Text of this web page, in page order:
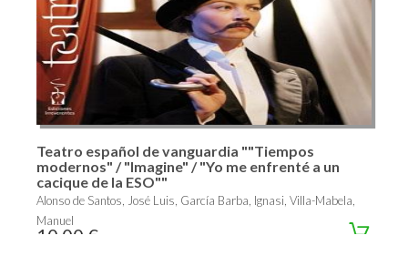
Teatro español de vanguardia ""Tiempos
modernos" / "Imagine" / "Yo me enfrenté a un
cacique de la ESO""
Alonso de Santos, José Luis, García Barba, Ignasi, Villa-Mabela,
Manuel
10,00 €